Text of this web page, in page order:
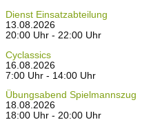
Dienst Einsatzabteilung
13.08.2026
20:00 Uhr - 22:00 Uhr
Cyclassics
16.08.2026
7:00 Uhr - 14:00 Uhr
Übungsabend Spielmannszug
18.08.2026
18:00 Uhr - 20:00 Uhr